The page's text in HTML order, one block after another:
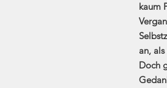
kaum
an,
Doch